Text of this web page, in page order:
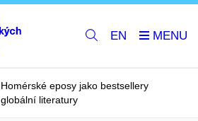
EN
Homérské eposy jako bestsellery
globální literatury